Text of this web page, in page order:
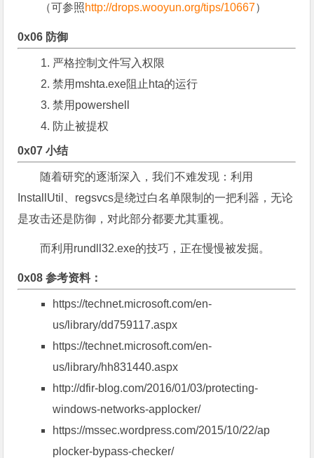
（可参照 http://drops.wooyun.org/tips/10667）
0x06 防御
严格控制文件写入权限
禁用mshta.exe阻止hta的运行
禁用powershell
防止被提权
0x07 小结
随着研究的逐渐深入，我们不难发现：利用
InstallUtil、regsvcs是绕过白名单限制的一把利器，无论
是攻击还是防御，对此部分都要尤其重视。
而利用rundll32.exe的技巧，正在慢慢被发掘。
0x08 参考资料：
https://technet.microsoft.com/en-
us/library/dd759117.aspx
https://technet.microsoft.com/en-
us/library/hh831440.aspx
http://dfir-blog.com/2016/01/03/protecting-
windows-networks-applocker/
https://mssec.wordpress.com/2015/10/22/ap
plocker-bypass-checker/